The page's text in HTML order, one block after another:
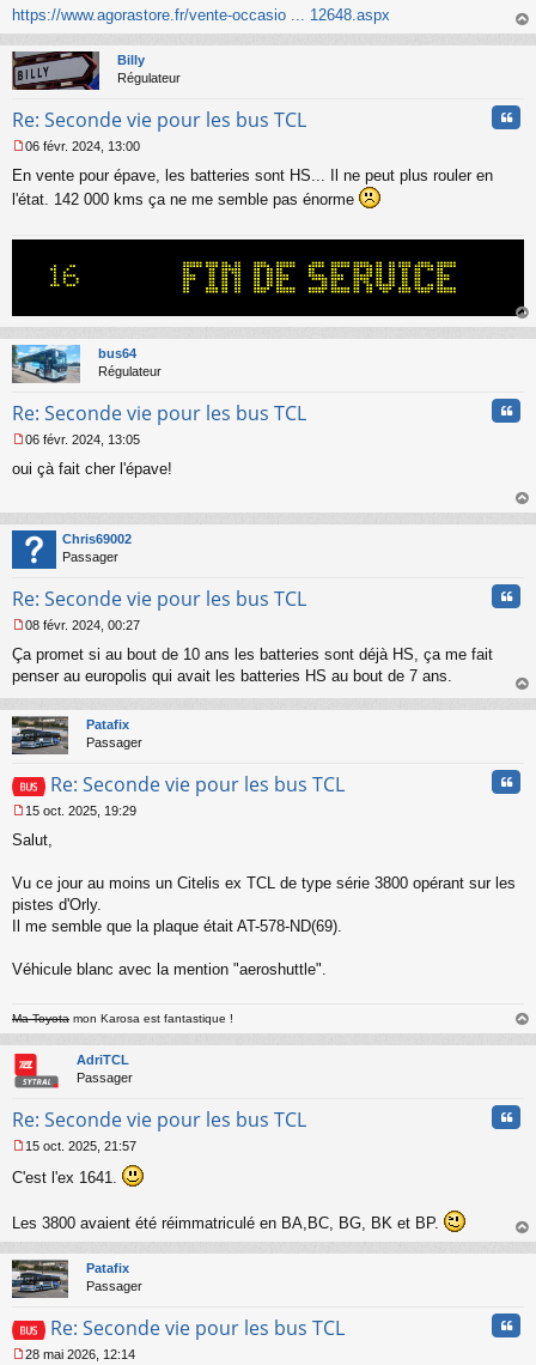
s
a
g
e
n
n
u
https://www.agorastore.fr/vente-occasio ... 12648.aspx
au
Billy
Régulateur
Re: Seconde vie pour les bus TCL
e
s
n
l
u
06 févr. 2024, 13:00
En vente pour épave, les batteries sont HS... Il ne peut plus rouler en
l'état. 142 000 kms ça ne me semble pas énorme
au
bus64
Régulateur
Re: Seconde vie pour les bus TCL
e
a
g
e
o
l
u
06 févr. 2024, 13:05
oui çà fait cher l'épave!
au
Chris69002
Passager
Re: Seconde vie pour les bus TCL
e
s
a
g
e
o
n
l
u
08 févr. 2024, 00:27
Ça promet si au bout de 10 ans les batteries sont déjà HS, ça me fait
penser au europolis qui avait les batteries HS au bout de 7 ans.
au
Patafix
Passager
Re: Seconde vie pour les bus TCL
e
s
g
e
o
u
15 oct. 2025, 19:29
Salut,
Vu ce jour au moins un Citelis ex TCL de type série 3800 opérant sur les
pistes d'Orly.
Il me semble que la plaque était AT-578-ND(69).
Véhicule blanc avec la mention "aeroshuttle".
Ma Toyota mon Karosa est fantastique !
au
AdriTCL
Passager
Re: Seconde vie pour les bus TCL
e
a
e
n
o
n
l
u
15 oct. 2025, 21:57
C'est l'ex 1641.
Les 3800 avaient été réimmatriculé en BA,BC, BG, BK et BP.
au
Patafix
Passager
Re: Seconde vie pour les bus TCL
28 mai 2026, 12:14